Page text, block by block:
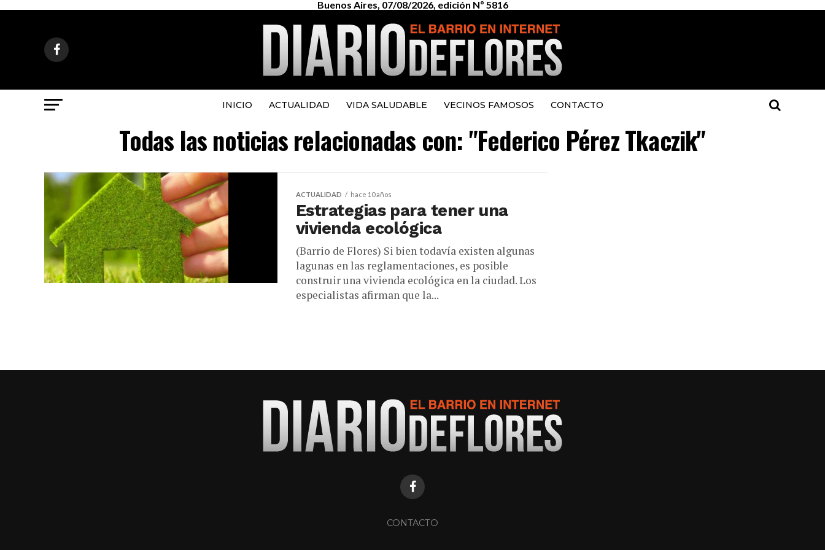
Buenos Aires, 07/08/2026, edición Nº 5816
INICIO ACTUALIDAD VIDA SALUDABLE VECINOS FAMOSOS CONTACTO
Todas las noticias relacionadas con: "Federico Pérez Tkaczik"
ACTUALIDAD hace 10 años
Estrategias para tener una
vivienda ecológica
(Barrio de Flores) Si bien todavía existen algunas
lagunas en las reglamentaciones, es posible
construir una vivienda ecológica en la ciudad. Los
especialistas afirman que la...
CONTACTO